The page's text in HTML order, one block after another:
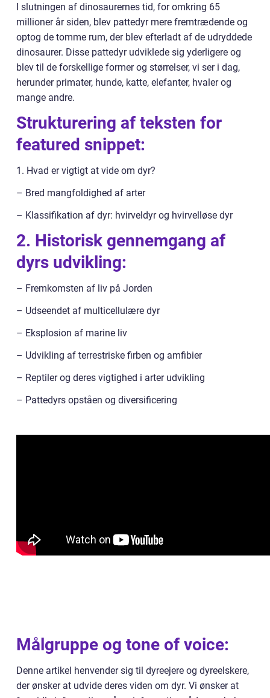
I slutningen af dinosaurernes tid, for omkring 65
millioner år siden, blev pattedyr mere fremtrædende og
optog de tomme rum, der blev efterladt af de udryddede
dinosaurer. Disse pattedyr udviklede sig yderligere og
blev til de forskellige former og størrelser, vi ser i dag,
herunder primater, hunde, katte, elefanter, hvaler og
mange andre.
Strukturering af teksten for
featured snippet:
1. Hvad er vigtigt at vide om dyr?
– Bred mangfoldighed af arter
– Klassifikation af dyr: hvirveldyr og hvirvelløse dyr
2. Historisk gennemgang af
dyrs udvikling:
– Fremkomsten af liv på Jorden
– Udseendet af multicellulære dyr
– Eksplosion af marine liv
– Udvikling af terrestriske firben og amfibier
– Reptiler og deres vigtighed i arter udvikling
– Pattedyrs opståen og diversificering
Målgruppe og tone of voice:
Denne artikel henvender sig til dyreejere og dyreelskere,
der ønsker at udvide deres viden om dyr. Vi ønsker at